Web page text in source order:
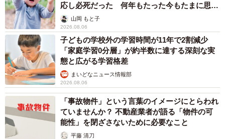
応し必死だった 何年もたった今もたまに思い
出し…山岡 もと子
2026.08.06
子どもの学校外の学習時間が11年で2割減少
「家庭学習0分層」が約半数に達する深刻な実
態と広がる学習格差
まいどなニュース情報部
2026.08.06
「事故物件」という言葉のイメージにとらわれ
ていませんか？ 不動産業者が語る「物件の可
能性」を閉ざさないために必要なこと
平藤 清刀